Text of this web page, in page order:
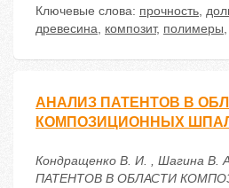
Ключевые слова: прочность,
древесина, композит, полимеры,
АНАЛИЗ ПАТЕНТОВ В
КОМПОЗИЦИОННЫХ
Кондращенко В. И. , Шагина В.
ПАТЕНТОВ В ОБЛАСТИ